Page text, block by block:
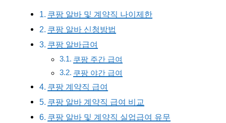
쿠팡 알바 및 계약직 나이제한
쿠팡 알바 신청방법
쿠팡 알바급여
쿠팡 주간 급여
쿠팡 야간 급여
쿠팡 계약직 급여
쿠팡 알바 계약직 급여 비교
쿠팡 알바 및 계약직 실업급여 유무